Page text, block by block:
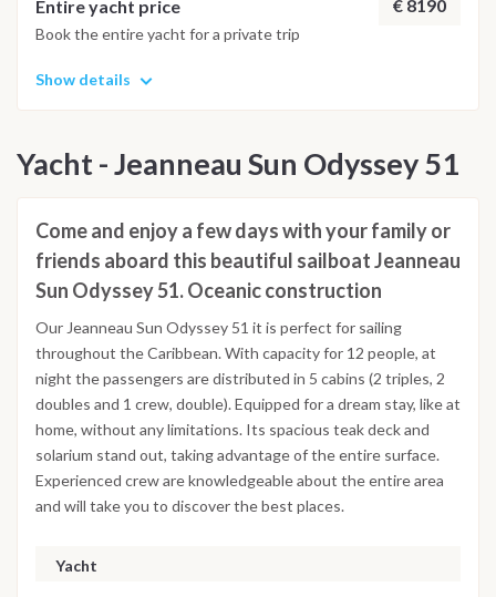
Entire yacht price € 8190
Book the entire yacht for a private trip
Show details
Yacht - Jeanneau Sun Odyssey 51
Come and enjoy a few days with your family or
friends aboard this beautiful sailboat Jeanneau
Sun Odyssey 51. Oceanic construction
Our Jeanneau Sun Odyssey 51 it is perfect for sailing
throughout the Caribbean. With capacity for 12 people, at
night the passengers are distributed in 5 cabins (2 triples, 2
doubles and 1 crew, double). Equipped for a dream stay, like at
home, without any limitations. Its spacious teak deck and
solarium stand out, taking advantage of the entire surface.
Experienced crew are knowledgeable about the entire area
and will take you to discover the best places.
Yacht